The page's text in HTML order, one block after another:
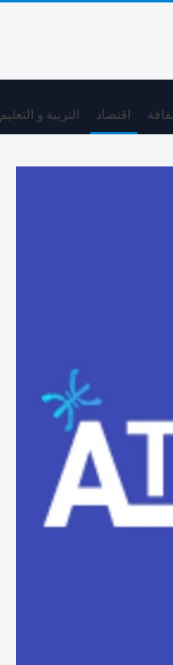
اقتصاد التربية و التعليم